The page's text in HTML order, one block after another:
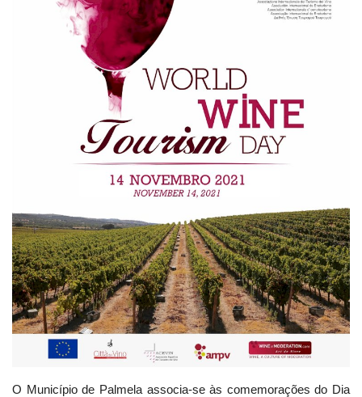
Estatuto Editorial
Ambiente
O Município de Palmela associa-se às comemorações do Dia